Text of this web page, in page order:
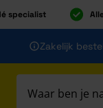
specialist
Zakelijk